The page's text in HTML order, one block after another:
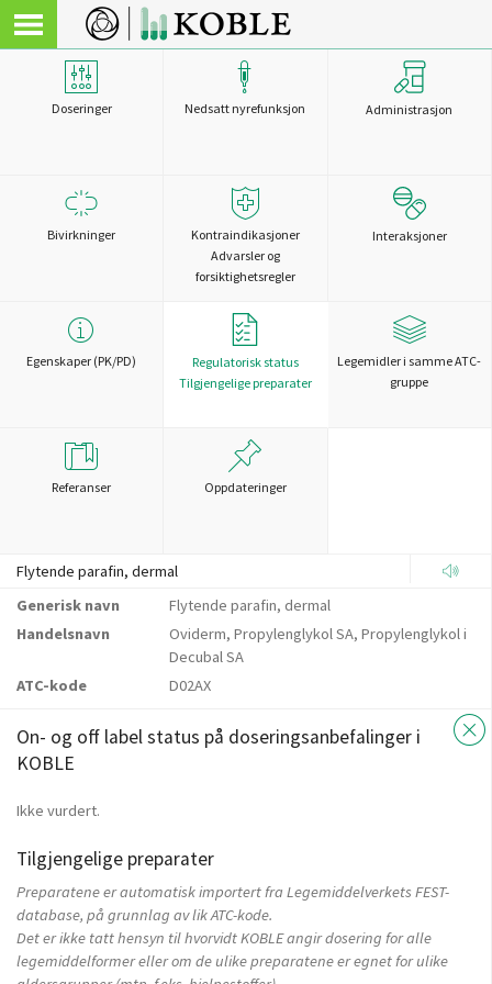
Doseringer Nedsatt nyrefunksjon Administrasjon
Bivirkninger
Kontraindikasjoner
Advarsler og
forsiktighetsregler
Interaksjoner
Egenskaper (PK/PD)
Regulatorisk status
Tilgjengelige preparater
Legemidler i samme ATC-
gruppe
Referanser Oppdateringer
Flytende parafin, dermal
Generisk navn
Flytende parafin, dermal
Handelsnavn
Oviderm, Propylenglykol SA, Propylenglykol i
Decubal SA
ATC-kode
D02AX
On- og off label status på doseringsanbefalinger i
KOBLE
Ikke vurdert.
Tilgjengelige preparater
Preparatene er automatisk importert fra Legemiddelverkets FEST-
database, på grunnlag av lik ATC-kode.
Det er ikke tatt hensyn til hvorvidt KOBLE angir dosering for alle
legemiddelformer eller om de ulike preparatene er egnet for ulike